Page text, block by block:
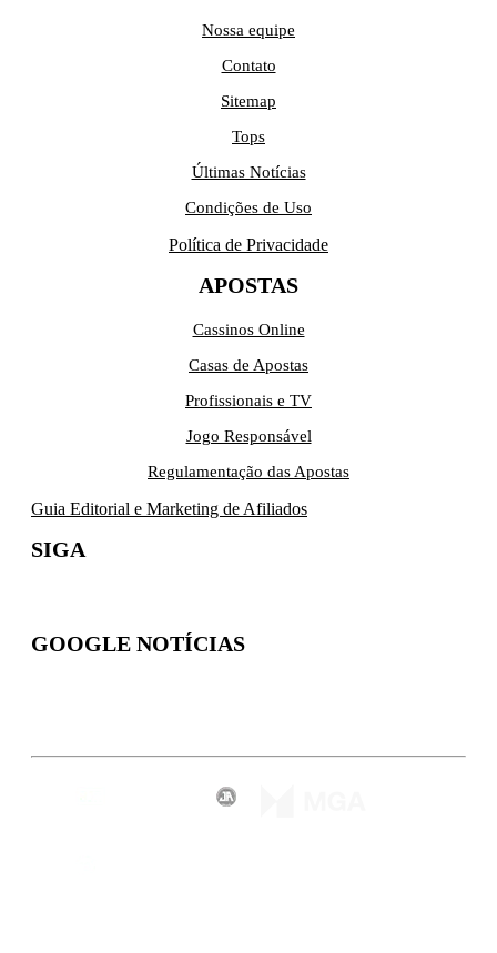
Nossa equipe
Contato
Sitemap
Tops
Últimas Notícias
Condições de Uso
Política de Privacidade
APOSTAS
Cassinos Online
Casas de Apostas
Profissionais e TV
Jogo Responsável
Regulamentação das Apostas
Guia Editorial e Marketing de Afiliados
SIGA
GOOGLE NOTÍCIAS